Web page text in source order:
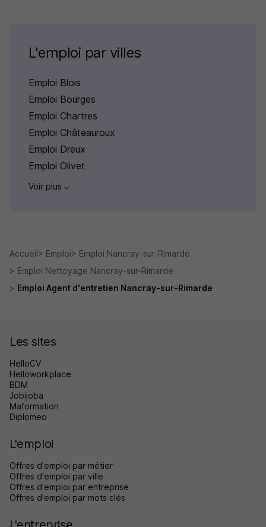
L'emploi par villes
Emploi Blois
Emploi Bourges
Emploi Chartres
Emploi Châteauroux
Emploi Dreux
Emploi Olivet
Voir plus
Accueil Emploi
Emploi Nancray-sur-Rimarde
Emploi Nettoyage Nancray-sur-Rimarde
Emploi Agent d'entretien Nancray-sur-Rimarde
Les sites
HelloCV
Helloworkplace
BDM
Jobijoba
Maformation
Diplomeo
L'emploi
Offres d'emploi par métier
Offres d'emploi par ville
Offres d'emploi par entreprise
Offres d'emploi par mots clés